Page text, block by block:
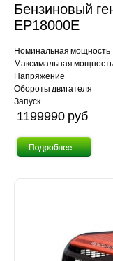
Бензиновый
EP18000E
Номинальная мощность
Максимальная мощность
Напряжение
Обороты двигателя
Запуск
1199990 pуб